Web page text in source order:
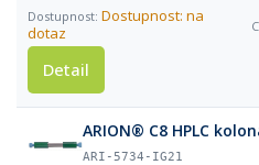
Dostupnost: na
dotaz
Detail
ARION® C8 HPLC
ARI-5734-IG21